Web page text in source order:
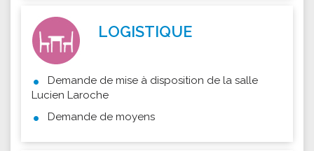
LOGISTIQUE
Demande de mise à disposition de la salle
Lucien Laroche
Demande de moyens